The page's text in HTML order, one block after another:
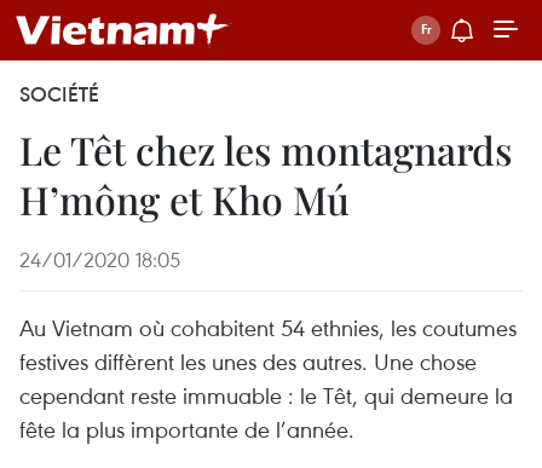
SOCIÉTÉ
Le Têt chez les montagnards
H’mông et Kho Mú
24/01/2020 18:05
Au Vietnam où cohabitent 54 ethnies, les coutumes
festives diffèrent les unes des autres. Une chose
cependant reste immuable : le Têt, qui demeure la
fête la plus importante de l’année.